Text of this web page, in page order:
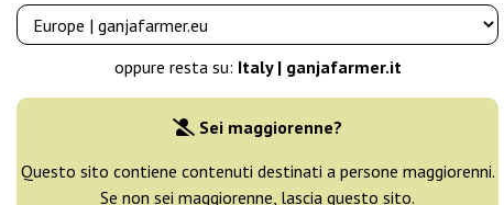
oppure resta su: Italy | ganjafarmer.it
Sei maggiorenne?
Questo sito contiene contenuti destinati a persone maggiorenni.
Se non sei maggiorenne, lascia questo sito.
Ordinamento